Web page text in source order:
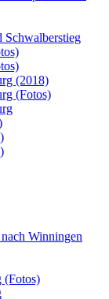
Schwalberstieg
(2018)
(Fotos)
Winningen
(Fotos)